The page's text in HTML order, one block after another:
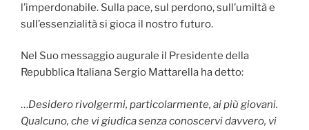
l’imperdonabile. Sulla pace, sul perdono, sull’umiltà e
sull’essenzialità si gioca il nostro futuro.
Nel Suo messaggio augurale il Presidente della
Repubblica Italiana Sergio Mattarella ha detto:
…Desidero rivolgermi, particolarmente, ai più giovani.
Qualcuno, che vi giudica senza conoscervi davvero, vi